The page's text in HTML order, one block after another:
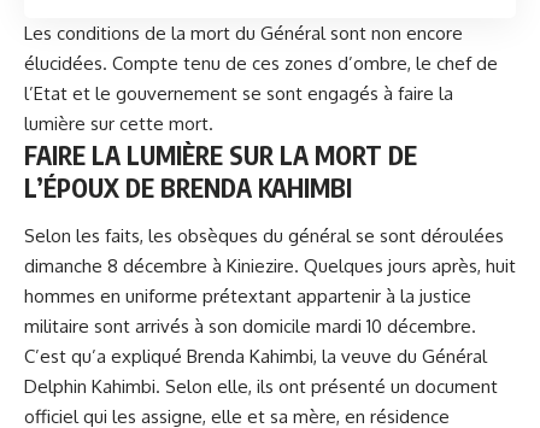
Les conditions de la mort du Général sont non encore
élucidées. Compte tenu de ces zones d’ombre, le chef de
l’Etat et le gouvernement se sont engagés à faire la
lumière sur cette mort.
FAIRE LA LUMIÈRE SUR LA MORT DE
L’ÉPOUX DE BRENDA KAHIMBI
Selon les faits, les obsèques du général se sont déroulées
dimanche 8 décembre à Kiniezire. Quelques jours après, huit
hommes en uniforme prétextant appartenir à la justice
militaire sont arrivés à son domicile mardi 10 décembre.
C’est qu’a expliqué Brenda Kahimbi, la veuve du Général
Delphin Kahimbi. Selon elle, ils ont présenté un document
officiel qui les assigne, elle et sa mère, en résidence